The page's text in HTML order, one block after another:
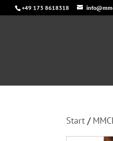
+49 173 8618318
Start /